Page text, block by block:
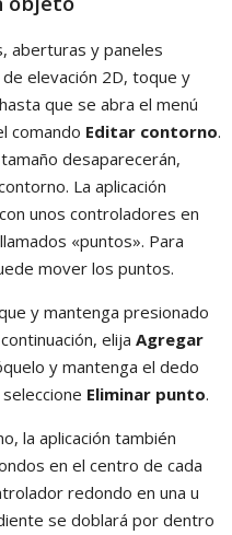
aberturas y paneles
elevación 2D, toque y
que se abra el menú
comando Editar contorno.
desaparecerán,
La aplicación
unos controladores en
«puntos». Para
mover los puntos.
y mantenga presionado
elija Agregar
y mantenga el dedo
Eliminar punto.
la aplicación también
en el centro de cada
redondo en una u
se doblará por dentro